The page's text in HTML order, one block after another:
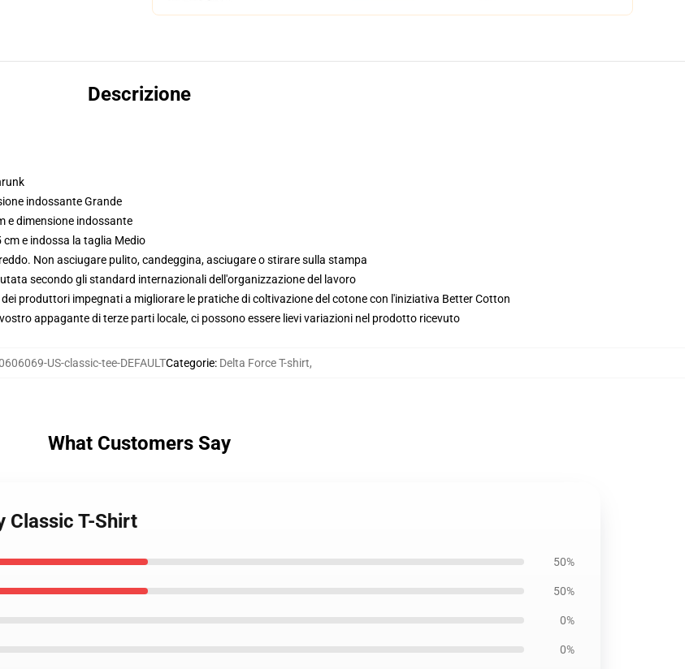
Descrizione
indossante Grande
e dimensione indossante
e indossa la taglia Medio
Non asciugare pulito, candeggina, asciugare o stirare sulla stampa
secondo gli standard internazionali dell'organizzazione del lavoro
produttori impegnati a migliorare le pratiche di coltivazione del cotone con l'iniziativa Better Cotton
appagante di terze parti locale, ci possono essere lievi variazioni nel prodotto ricevuto
US-classic-tee-DEFAULTCategorie: Delta Force T-shirt,
What Customers Say
Classic T-Shirt
50%
50%
0%
0%